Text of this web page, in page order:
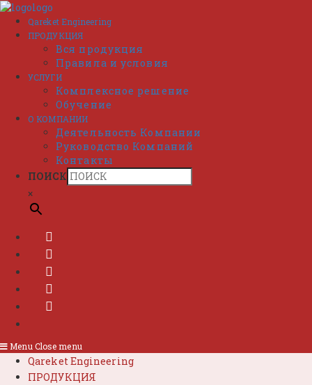
Перейти
содержимому
Qareket Engineering
ПРОДУКЦИЯ
Вся продукция
Правила и условия
УСЛУГИ
Комплексное решение
Обучение
О КОМПАНИИ
Деятельность Компании
Руководство Компаний
Контакты
ПОИСК
×
Menu Close menu
Qareket Engineering
ПРОДУКЦИЯ